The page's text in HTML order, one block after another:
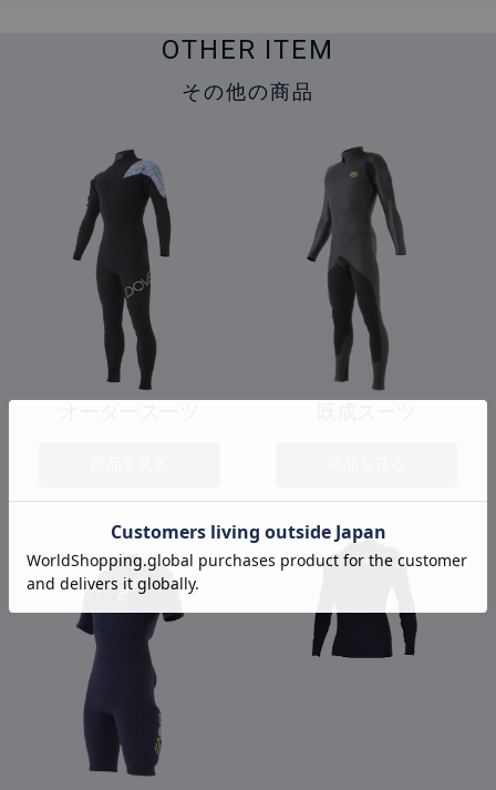
OTHER ITEM
その他の商品